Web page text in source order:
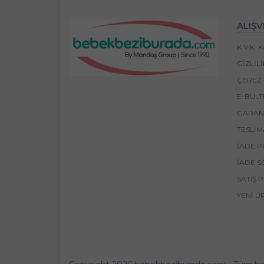
K.V.K.
ÇEREZ
E-
İADE
İADE
SATIŞ
YENI